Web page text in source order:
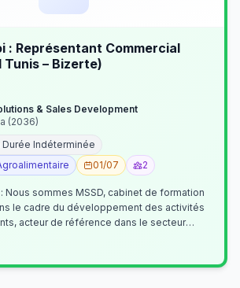
: Représentant Commercial
Tunis – Bizerte)
& Sales Development
(2036)
Durée Indéterminée
01/07 2
Nous sommes MSSD, cabinet de formation
le cadre du développement des activités
acteur de référence dans le secteur